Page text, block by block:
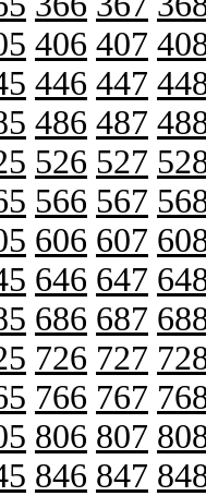
406 407
446 447
486 487
526 527
566 567
606 607
646 647
686 687
726 727
766 767
806 807
846 847